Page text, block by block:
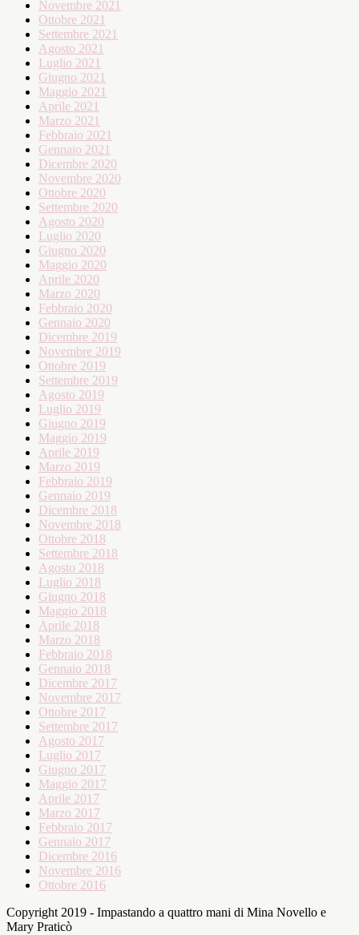
Novembre 2021
Ottobre 2021
Settembre 2021
Agosto 2021
Luglio 2021
Giugno 2021
Maggio 2021
Aprile 2021
Marzo 2021
Febbraio 2021
Gennaio 2021
Dicembre 2020
Novembre 2020
Ottobre 2020
Settembre 2020
Agosto 2020
Luglio 2020
Giugno 2020
Maggio 2020
Aprile 2020
Marzo 2020
Febbraio 2020
Gennaio 2020
Dicembre 2019
Novembre 2019
Ottobre 2019
Settembre 2019
Agosto 2019
Luglio 2019
Giugno 2019
Maggio 2019
Aprile 2019
Marzo 2019
Febbraio 2019
Gennaio 2019
Dicembre 2018
Novembre 2018
Ottobre 2018
Settembre 2018
Agosto 2018
Luglio 2018
Giugno 2018
Maggio 2018
Aprile 2018
Marzo 2018
Febbraio 2018
Gennaio 2018
Dicembre 2017
Novembre 2017
Ottobre 2017
Settembre 2017
Agosto 2017
Luglio 2017
Giugno 2017
Maggio 2017
Aprile 2017
Marzo 2017
Febbraio 2017
Gennaio 2017
Dicembre 2016
Novembre 2016
Ottobre 2016
Copyright 2019 - Impastando a quattro mani di Mina Novello e
Mary Praticò